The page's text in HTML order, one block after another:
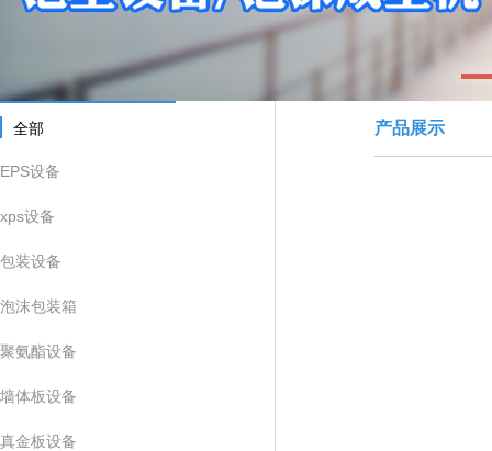
全部
EPS设备
xps设备
包装设备
泡沫包装箱
聚氨酯设备
墙体板设备
真金板设备
产品展示